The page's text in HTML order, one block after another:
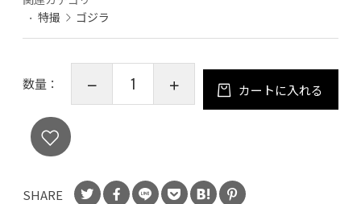
特撮
ゴジラ
数量： カートに入れる
SHARE